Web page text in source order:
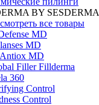
BY SESDERMA
все товары
MD
MD
MD
Filler Fillderma
360
Control
Control